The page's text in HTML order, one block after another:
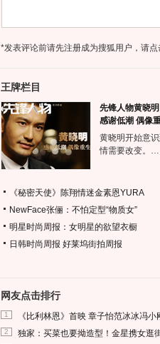
*发表评论前请先注册成为搜狐用户，请点
王牌栏目
先锋人物黄晓明
感谢低潮 偶像
黄晓明开始意
情需要改变。
《秘密天使》陈翔情迷金素恩YURA
NewFace张俪：不怕定型“物质女”
明星时尚周报：女明星的欲望衣橱
日韩时尚周报 好莱坞街拍周报
网友点击排行
1 《比利林恩》首映 章子怡范冰冰冯小
2 独家：买菜也要拗造型！金星携女逛